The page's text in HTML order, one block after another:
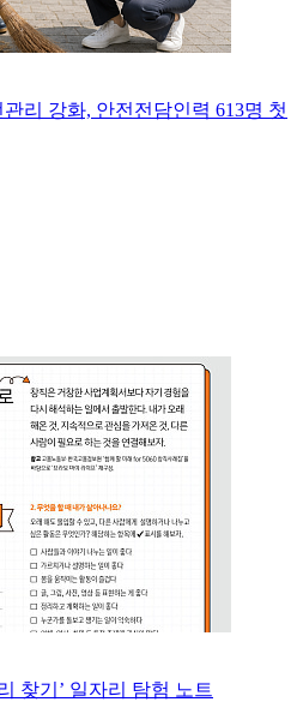
리 강화, 안전전담인력 613명 첫
찾기’ 일자리 탐험 노트